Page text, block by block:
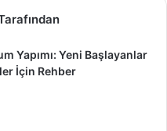
Yapımı: Yeni Başlayanlar
İçin Rehber